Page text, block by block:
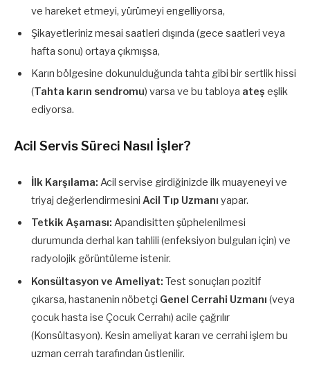
ve hareket etmeyi, yürümeyi engelliyorsa,
Şikayetleriniz mesai saatleri dışında (gece saatleri veya
hafta sonu) ortaya çıkmışsa,
Karın bölgesine dokunulduğunda tahta gibi bir sertlik hissi
(Tahta karın sendromu) varsa ve bu tabloya ateş eşlik
ediyorsa.
Acil Servis Süreci Nasıl İşler?
İlk Karşılama: Acil servise girdiğinizde ilk muayeneyi ve
triyaj değerlendirmesini Acil Tıp Uzmanı yapar.
Tetkik Aşaması: Apandisitten şüphelenilmesi
durumunda derhal kan tahlili (enfeksiyon bulguları için) ve
radyolojik görüntüleme istenir.
Konsültasyon ve Ameliyat: Test sonuçları pozitif
çıkarsa, hastanenin nöbetçi Genel Cerrahi Uzmanı (veya
çocuk hasta ise Çocuk Cerrahı) acile çağrılır
(Konsültasyon). Kesin ameliyat kararı ve cerrahi işlem bu
uzman cerrah tarafından üstlenilir.